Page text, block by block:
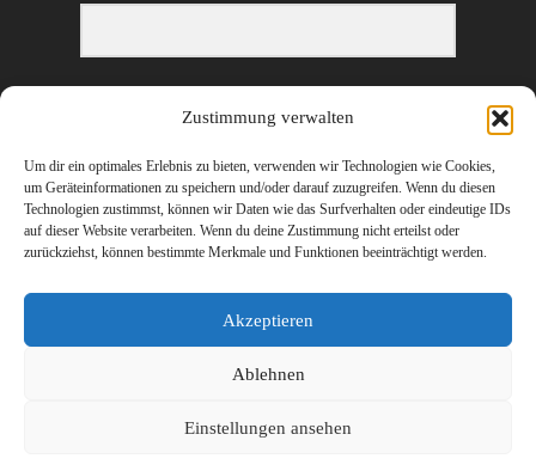
Zustimmung verwalten
Um dir ein optimales Erlebnis zu bieten, verwenden wir Technologien wie Cookies,
um Geräteinformationen zu speichern und/oder darauf zuzugreifen. Wenn du diesen
Technologien zustimmst, können wir Daten wie das Surfverhalten oder eindeutige IDs
auf dieser Website verarbeiten. Wenn du deine Zustimmung nicht erteilst oder
zurückziehst, können bestimmte Merkmale und Funktionen beeinträchtigt werden.
Akzeptieren
Ablehnen
Einstellungen ansehen
E-Mail-Adresse
ANMELDEN